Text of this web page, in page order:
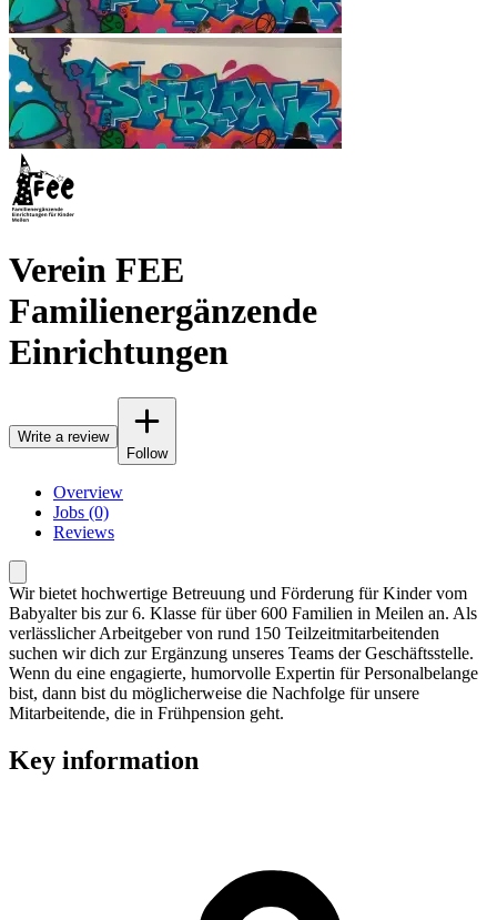
Verein FEE
Familienergänzende
Einrichtungen
Write a review
Follow
Overview
Jobs (0)
Reviews
Wir bietet hochwertige Betreuung und Förderung für Kinder vom
Babyalter bis zur 6. Klasse für über 600 Familien in Meilen an. Als
verlässlicher Arbeitgeber von rund 150 Teilzeitmitarbeitenden
suchen wir dich zur Ergänzung unseres Teams der Geschäftsstelle.
Wenn du eine engagierte, humorvolle Expertin für Personalbelange
bist, dann bist du möglicherweise die Nachfolge für unsere
Mitarbeitende, die in Frühpension geht.
Key information